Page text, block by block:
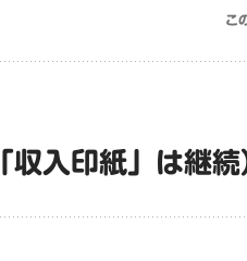
こ
入印紙」は継続